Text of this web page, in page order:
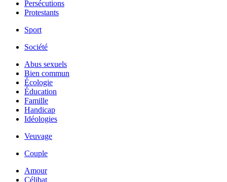
Persécutions
Protestants
Sport
Société
Abus sexuels
Bien commun
Écologie
Éducation
Famille
Handicap
Idéologies
Veuvage
Couple
Amour
Célibat